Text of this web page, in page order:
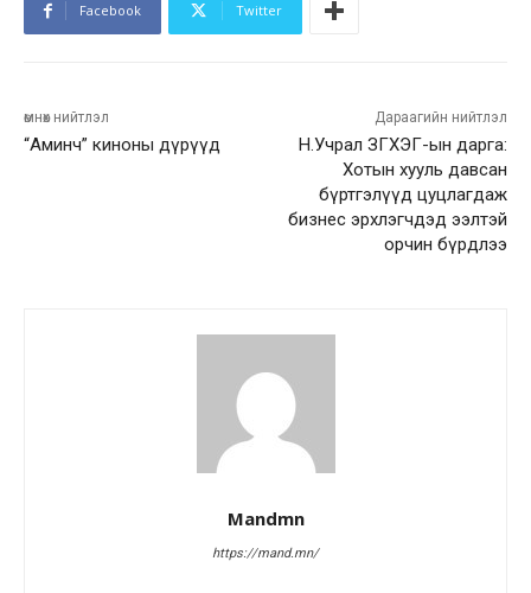
Facebook Twitter
өмнөх нийтлэл
“Аминч” киноны дүрүүд
Дараагийн нийтлэл
Н.Учрал ЗГХЭГ-ын дарга:
Хотын хууль давсан
бүртгэлүүд цуцлагдаж
бизнес эрхлэгчдэд ээлтэй
орчин бүрдлээ
Mandmn
https://mand.mn/